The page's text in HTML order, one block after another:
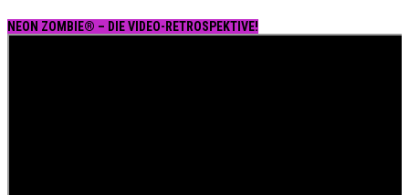
NEON ZOMBIE® – DIE VIDEO-RETROSPEKTIVE!